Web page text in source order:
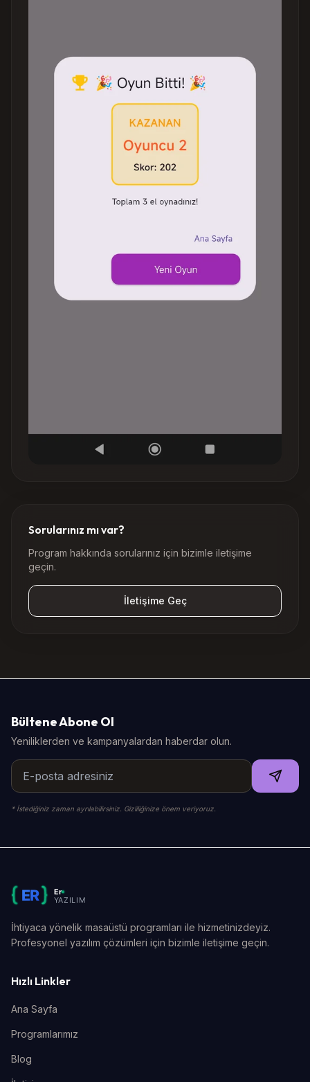
Sorularınız mı var?
Program hakkında sorularınız için bizimle iletişime
geçin.
İletişime Geç
Bültene Abone Ol
Yeniliklerden ve kampanyalardan haberdar olun.
* İstediğiniz zaman ayrılabilirsiniz. Gizliliğinize önem veriyoruz.
İhtiyaca yönelik masaüstü programları ile hizmetinizdeyiz.
Profesyonel yazılım çözümleri için bizimle iletişime geçin.
Hızlı Linkler
Ana Sayfa
Programlarımız
Blog